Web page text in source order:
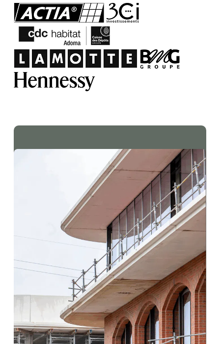
Grâce à notre maîtrise complète du
processus de préfabrication, nous
garantissons une traçabilité totale et
une documentation technique
exhaustive pour chaque élément livré.
Vous gagnez ainsi en précision
d’exécution, en qualité finale et en
exigences réglementaires les plus
durabilité et de performance